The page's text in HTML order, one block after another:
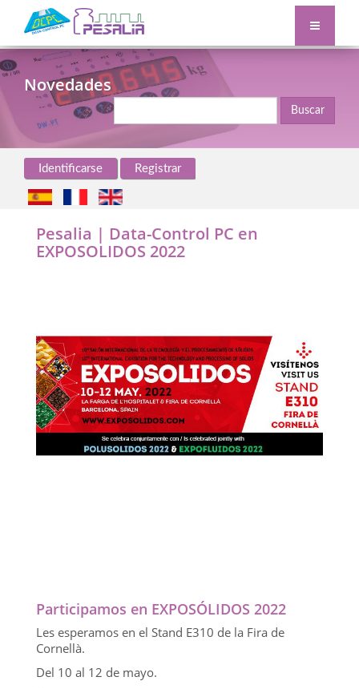
Novedades
Buscar
Identificarse Registrar
Pesalia | Data-Control PC en
EXPOSOLIDOS 2022
Participamos en EXPOSÓLIDOS 2022
Les esperamos en el Stand E310 de la Fira de
Cornellà.
Del 10 al 12 de mayo.